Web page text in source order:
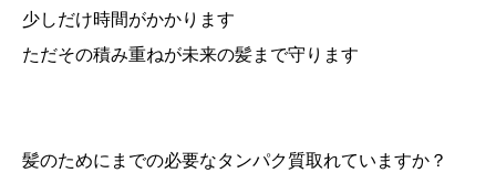
少しだけ時間がかかります
ただその積み重ねが未来の髪まで守ります
髪のためにまでの必要なタンパク質取れていますか？